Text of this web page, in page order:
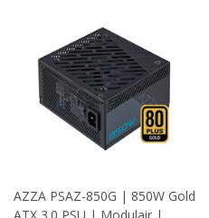
AZZA PSAZ-850G | 850W Gold